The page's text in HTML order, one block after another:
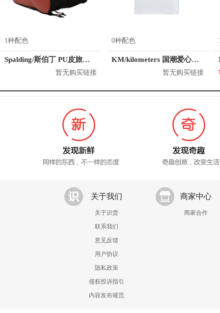
1种配色
Spalding/斯伯丁 PU皮旅行训练包
暂无购买链接
0种配色
KM/kilometers 国潮爱心短袖T恤 M2X2108466
暂无购买链接
关于我们
关于识货
联系我们
意见反馈
用户协议
隐私政策
侵权投诉指引
内容发布规范
商家中心
商家合作